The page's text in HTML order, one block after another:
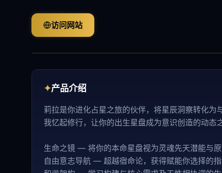
访问网站
✦产品介绍
莉拉是你进化占星之旅的伙伴，将星辰洞察转化
我忆起修行，让你的出生星盘成为意识创造的动态之
生命之镜 — 将你的本命星盘视为灵魂先天潜能与
自由意志导航 — 超越宿命论，获得赋能你选择的指